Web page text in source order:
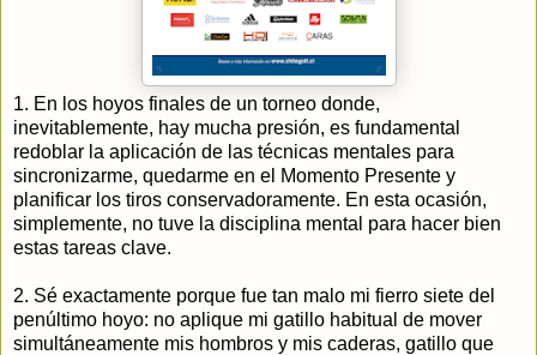
1. En los hoyos finales de un torneo donde,
inevitablemente, hay mucha presión, es fundamental
redoblar la aplicación de las técnicas mentales para
sincronizarme, quedarme en el Momento Presente y
planificar los tiros conservadoramente. En esta ocasión,
simplemente, no tuve la disciplina mental para hacer bien
estas tareas clave.
2. Sé exactamente porque fue tan malo mi fierro siete del
penúltimo hoyo: no aplique mi gatillo habitual de mover
simultáneamente mis hombros y mis caderas, gatillo que